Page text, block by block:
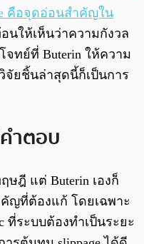
คือจุดอ่อนสำคัญใน
นให้เห็นว่าความกังวล
จทย์ที่ Buterin ให้ความ
ยชิ้นล่าสุดนี้ก็เป็นการ
ำตอบ
ฎี แต่ Buterin เองก็
ญที่ต้องแก้ โดยเฉพาะ
ที่ระบบต้องทำเป็นระยะ